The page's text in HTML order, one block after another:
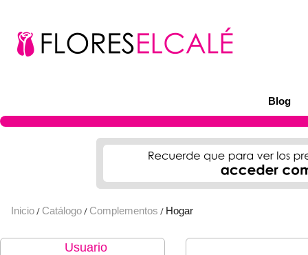
Blog
Inicio / Catálogo / Complementos / Hogar
Usuario